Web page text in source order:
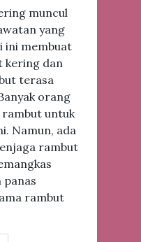
muncul
yang
ini membuat
kering dan
terasa
orang
untuk
Namun, ada
rambut
panas
rambut